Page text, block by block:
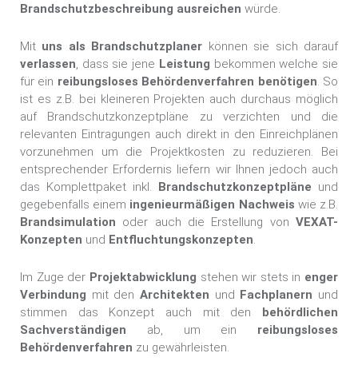
Brandschutzbeschreibung ausreichen würde.
Mit uns als Brandschutzplaner können sie sich darauf
verlassen, dass sie jene Leistung bekommen welche sie
für ein reibungsloses Behördenverfahren benötigen. So
ist es z.B. bei kleineren Projekten auch durchaus möglich
auf Brandschutzkonzeptpläne zu verzichten und die
relevanten Eintragungen auch direkt in den Einreichplänen
vorzunehmen um die Projektkosten zu reduzieren. Bei
entsprechender Erfordernis liefern wir Ihnen jedoch auch
das Komplettpaket inkl. Brandschutzkonzeptpläne und
gegebenfalls einem ingenieurmäßigen Nachweis wie z.B.
Brandsimulation oder auch die Erstellung von VEXAT-
Konzepten und Entfluchtungskonzepten.
Im Zuge der Projektabwicklung stehen wir stets in enger
Verbindung mit den Architekten und Fachplanern und
stimmen das Konzept auch mit den behördlichen
Sachverständigen ab, um ein reibungsloses
Behördenverfahren zu gewährleisten.